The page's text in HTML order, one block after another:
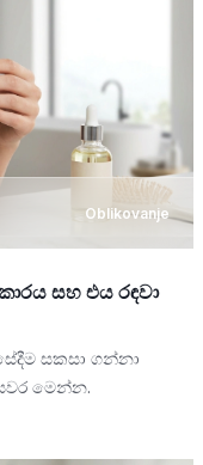
Oblikovanje
සහ එය රඳවා
සකසා ගන්නා
මෙන්න.